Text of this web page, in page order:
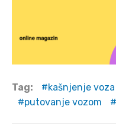
Tag: kašnjenje voza
putovanje vozom